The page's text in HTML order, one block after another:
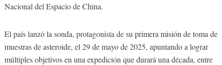
Nacional del Espacio de China.
El país lanzó la sonda, protagonista de su primera misión de toma de
muestras de asteroide, el 29 de mayo de 2025, apuntando a lograr
múltiples objetivos en una expedición que durará una década, entre